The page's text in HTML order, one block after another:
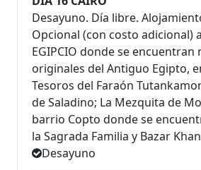
Desayuno. Día libre.
Opcional (con costo adicional)
EGIPCIO donde se encuentran
originales del Antiguo Egipto,
Tesoros del Faraón
de Saladino; La Mezquita de
barrio Copto donde se
la Sagrada Familia y Bazar
Desayuno